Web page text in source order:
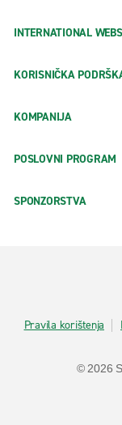
INTERNATIONAL
KORISNIČKA
KOMPANIJA
POSLOVNI PROGRAM
SPONZORSTVA
Pravila korištenja
© 2026